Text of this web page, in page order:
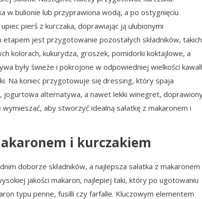
w bulionie lub przyprawiona wodą, a po ostygnięciu
pierś z kurczaka, doprawiając ją ulubionymi
jest przygotowanie pozostałych składników, takich
kolorach, kukurydza, groszek, pomidorki koktajlowe, a
były świeże i pokrojone w odpowiedniej wielkości
Na koniec przygotowuje się dressing, który spaja
jogurtowa alternatywa, a nawet lekki winegret,
aby stworzyć idealną sałatkę z makaronem i
i kurczakiem
doborze składników, a najlepsza sałatka z makaronem
jakości makaron, najlepiej taki, który po ugotowaniu
typu penne, fusilli czy farfalle. Kluczowym elementem